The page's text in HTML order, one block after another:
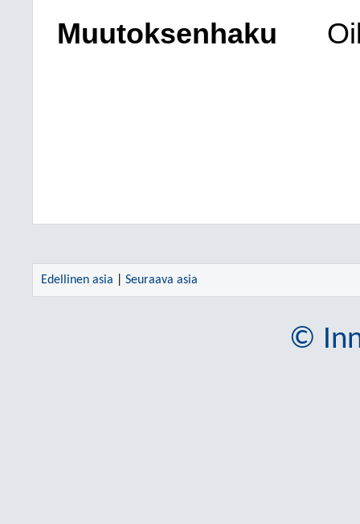
Muutoksenhaku
Edellinen asia Seuraava asia
©